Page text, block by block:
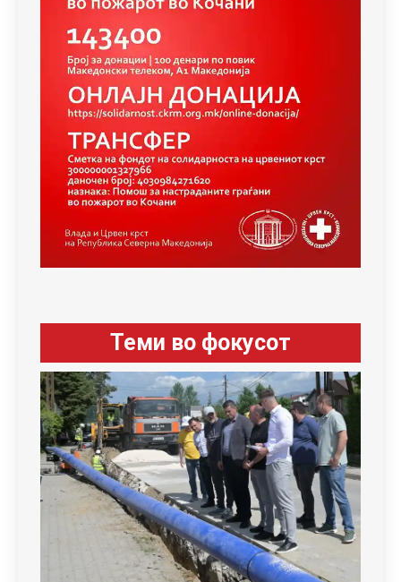
Теми во фокусот